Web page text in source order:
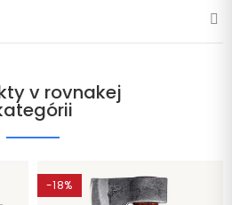
v rovnakej
-18%